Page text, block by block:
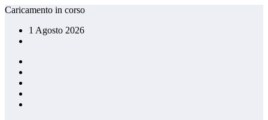
Vai
contenuto
Caricamento in corso
1 Agosto 2026